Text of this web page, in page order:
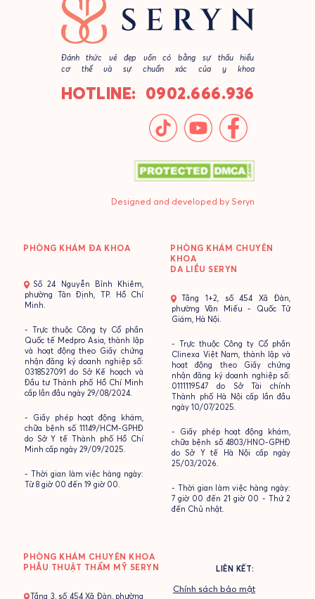
Đánh thức vẻ đẹp vốn có bằng sự thấu hiểu
cơ thể và sự chuẩn xác của y khoa
HOTLINE: 0902.666.936
Designed and developed by Seryn
PHÒNG KHÁM ĐA KHOA
- Số 24 Nguyễn Bỉnh Khiêm,
phường Tân Định, TP. Hồ Chí
Minh.
- Trực thuộc Công ty Cổ phần
Quốc tế Medpro Asia, thành lập
và hoạt động theo Giấy chứng
nhận đăng ký doanh nghiệp số:
0318527091 do Sở Kế hoạch và
Đầu tư Thành phố Hồ Chí Minh
cấp lần đầu ngày 29/08/2024.
- Giấy phép hoạt động khám,
chữa bệnh số 11149/HCM-GPHĐ
do Sở Y tế Thành phố Hồ Chí
Minh cấp ngày 29/09/2025.
- Thời gian làm việc hàng ngày:
Từ 8 giờ 00 đến 19 giờ 00.
PHÒNG KHÁM CHUYÊN
KHOA
DA LIỄU SERYN
- Tầng 1+2, số 454 Xã Đàn,
phường Văn Miếu - Quốc Tử
Giám, Hà Nội.
- Trực thuộc Công ty Cổ phần
Clinexa Việt Nam, thành lập và
hoạt động theo Giấy chứng
nhận đăng ký doanh nghiệp số:
0111119547 do Sở Tài chính
Thành phố Hà Nội cấp lần đầu
ngày 10/07/2025.
- Giấy phép hoạt động khám,
chữa bệnh số 4803/HNO-GPHĐ
do Sở Y tế Hà Nội cấp ngày
25/03/2026.
- Thời gian làm việc hàng ngày:
7 giờ 00 đến 21 giờ 00 - Thứ 2
đến Chủ nhật.
PHÒNG KHÁM CHUYÊN KHOA
PHẪU THUẬT THẨM MỸ SERYN
- Tầng 3, số 454 Xã Đàn, phường
LIÊN KẾT:
Chính sách bảo mật